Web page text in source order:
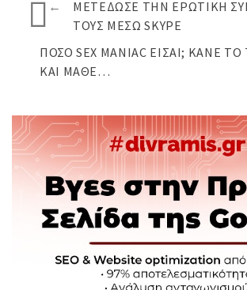
←
ΜΕΤΈΔΩΣΕ ΤΗΝ ΕΡΩΤΙΚΉ
ΤΟΥΣ ΜΈΣΩ SKYPE
ΠΌΣΟ SEX MANIAC ΕΊΣΑΙ; ΚΆΝΕ ΤΟ
ΚΑΙ ΜΆΘΕ…